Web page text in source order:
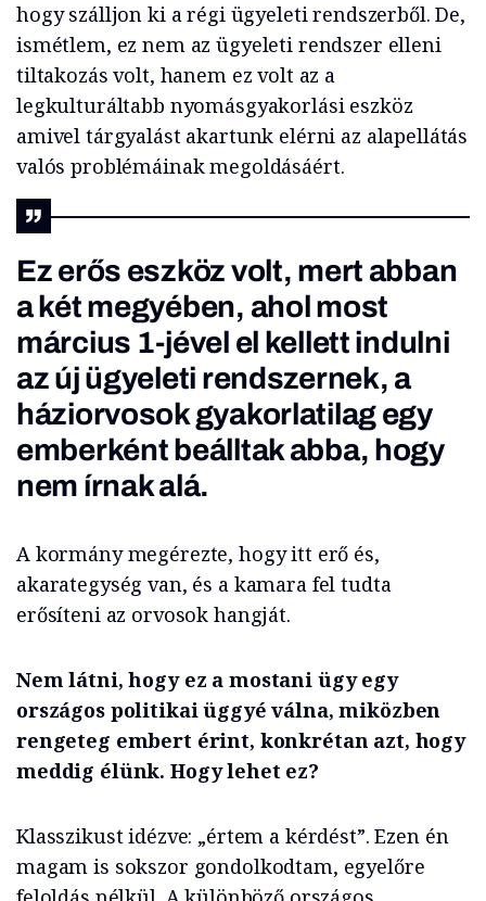
hogy szálljon ki a régi ügyeleti rendszerből. De,
ismétlem, ez nem az ügyeleti rendszer elleni
tiltakozás volt, hanem ez volt az a
legkulturáltabb nyomásgyakorlási eszköz
amivel tárgyalást akartunk elérni az alapellátás
valós problémáinak megoldásáért.
Ez erős eszköz volt, mert abban
a két megyében, ahol most
március 1-jével el kellett indulni
az új ügyeleti rendszernek, a
háziorvosok gyakorlatilag egy
emberként beálltak abba, hogy
nem írnak alá.
A kormány megérezte, hogy itt erő és,
akarategység van, és a kamara fel tudta
erősíteni az orvosok hangját.
Nem látni, hogy ez a mostani ügy egy
országos politikai üggyé válna, miközben
rengeteg embert érint, konkrétan azt, hogy
meddig élünk. Hogy lehet ez?
Klasszikust idézve: „értem a kérdést”. Ezen én
magam is sokszor gondolkodtam, egyelőre